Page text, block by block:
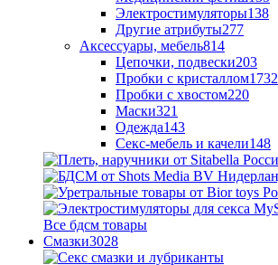
Электростимуляторы138
Другие атрибуты277
Аксессуары, мебель814
Цепочки, подвески203
Пробки с кристаллом1732
Пробки с хвостом220
Маски321
Одежда143
Секс-мебель и качели148
Все бдсм товары
Смазки3028